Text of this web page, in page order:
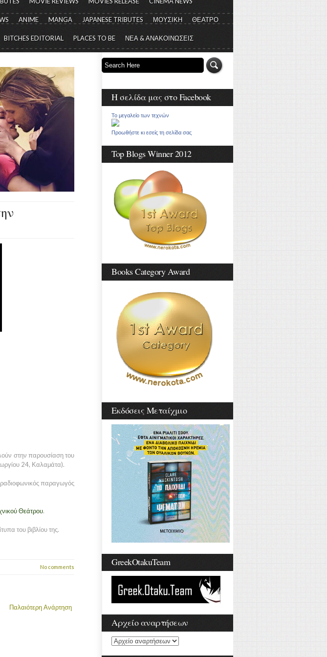
ANIME MANGA JAPANESE TRIBUTES ΜΟΥΣΙΚΗ ΘΕΑΤΡΟ
BITCHES EDITORIAL PLACES TO BE ΝΕΑ & ΑΝΑΚΟΙΝΩΣΕΙΣ
στην παρουσίαση του
24, Καλαμάτα).
παραγωγός
Θεάτρου.
του βιβλίου της.
No comments
Παλαιότερη Ανάρτηση
Η σελίδα μας στο Facebook
Το μεγαλείο των τεχνών
Προωθήστε κι εσείς τη σελίδα σας
Top Blogs Winner 2012
Books Category Award
Εκδόσεις Μεταίχμιο
GreekOtakuTeam
Αρχείο αναρτήσεων